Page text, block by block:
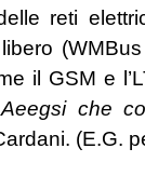
reti
il GSM e
che
(E.G.